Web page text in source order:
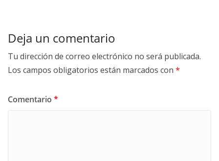
Deja un comentario
Tu dirección de correo electrónico no será publicada.
Los campos obligatorios están marcados con *
Comentario *